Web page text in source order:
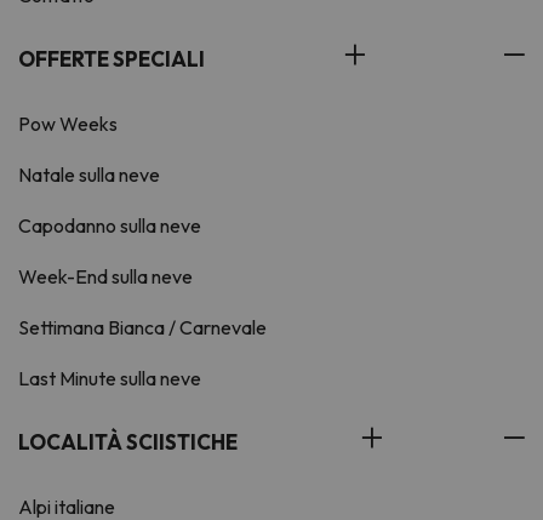
OFFERTE SPECIALI
Pow Weeks
Natale sulla neve
Capodanno sulla neve
Week-End sulla neve
Settimana Bianca / Carnevale
Last Minute sulla neve
LOCALITÀ SCIISTICHE
Alpi italiane